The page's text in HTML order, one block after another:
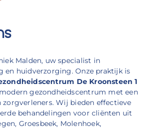
Malden, uw specialist in
en huidverzorging. Onze praktijk is
De Kroonsteen 1
gezondheidscentrum met een
zorgverleners. Wij bieden effectieve
behandelingen voor cliënten uit
Groesbeek, Molenhoek,